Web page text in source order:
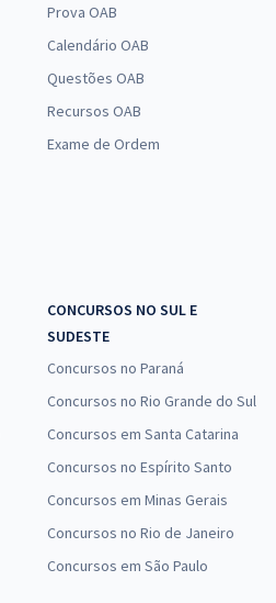
Prova OAB
Calendário OAB
Questões OAB
Recursos OAB
Exame de Ordem
CONCURSOS NO SUL E
SUDESTE
Concursos no Paraná
Concursos no Rio Grande do Sul
Concursos em Santa Catarina
Concursos no Espírito Santo
Concursos em Minas Gerais
Concursos no Rio de Janeiro
Concursos em São Paulo